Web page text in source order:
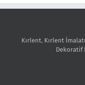
Kırlent, Kırlent İmalatı
Dekoratif